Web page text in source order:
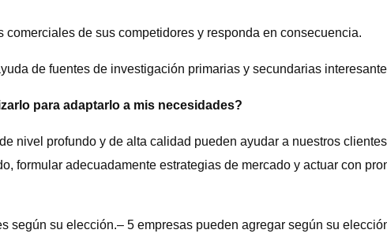
de sus competidores y responda en consecuencia.
de fuentes de investigación primarias y secundarias
para adaptarlo a mis necesidades?
nivel profundo y de alta calidad pueden ayudar a nuestros
formular adecuadamente estrategias de mercado y actuar con
según su elección.– 5 empresas pueden agregar según su